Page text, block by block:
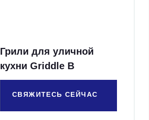
Грили для уличной
кухни Griddle B
СВЯЖИТЕСЬ СЕЙЧАС